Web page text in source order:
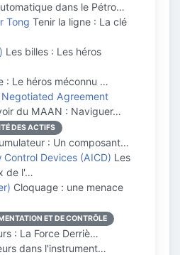
dans le Pétro…
Tong Tenir la ligne : La clé
Les billes : Les héros
: Le héros méconnu …
Agreement
du MAAN : Naviguer…
DES ACTIFS
: Un composant…
Devices (AICD) Les
de l'…
Cloquage : une menace
ET DE CONTRÔLE
: La Force Derriè…
dans l'instrument…